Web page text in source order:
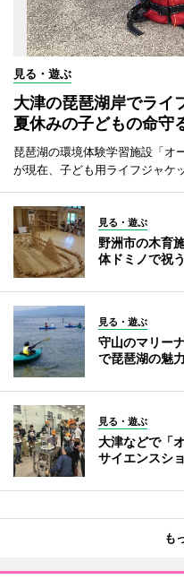
見る・遊ぶ
大津の琵琶湖岸でラ
夏休みの子どもの命守
琵琶湖の環境体験学習施設「オ
が現在、子ども用ライフジャケ
見る・遊ぶ
野洲市の木育
体ドミノで祝う
見る・遊ぶ
守山のマリー
で琵琶湖の魅
見る・遊ぶ
大津などで「
サイエンスシ
も